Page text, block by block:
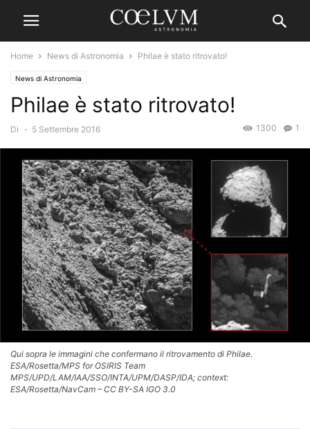
Home News di Astronomia Philae è stato ritrovato!
News di Astronomia
Philae è stato ritrovato!
Di - 5 Settembre 2016 1
1300
Qui sopra le immagini che confermano il ritrovamento di Philae.
ESA/Rosetta/MPS for OSIRIS Team
MPS/UPD/LAM/IAA/SSO/INTA/UPM/DASP/IDA; context:
ESA/Rosetta/NavCam – CC BY-SA IGO 3.0